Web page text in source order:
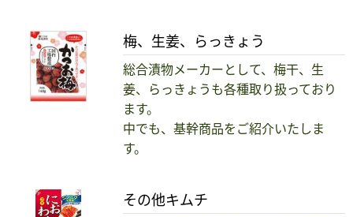
梅、生姜、らっきょう
総合漬物メーカーとして、梅干、生
姜、らっきょうも各種取り扱っており
ます。
中でも、基幹商品をご紹介いたしま
す。
その他キムチ